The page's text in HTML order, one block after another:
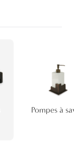
Pompes à